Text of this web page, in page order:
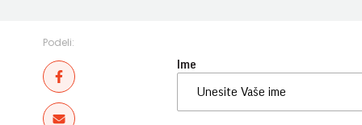
Podeli:
Ime